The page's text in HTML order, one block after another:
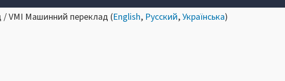
VMI Машинний переклад (English, Русский,Українська)